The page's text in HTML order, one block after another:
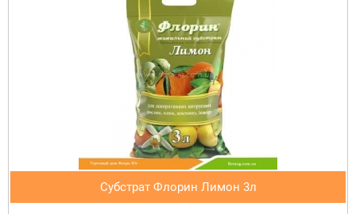
Субстрат Флорин Лимон 3л